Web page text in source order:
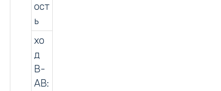
ост
ь
хо
д
В-
АВ: